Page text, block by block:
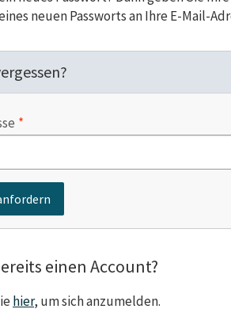
neuen Passworts an Ihre E-Mail-
einen Account?
hier, um sich anzumelden.